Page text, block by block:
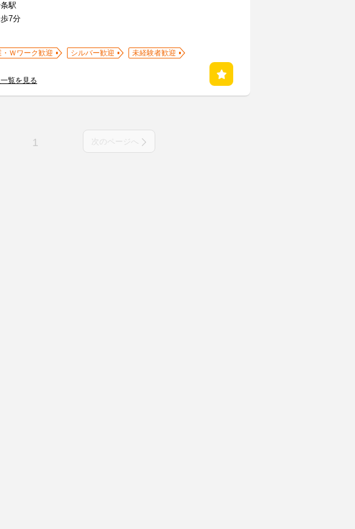
駅
7分
・Ｗワーク歓迎 シルバー歓迎
未経験者歓迎
覧を見る
1 次のページへ